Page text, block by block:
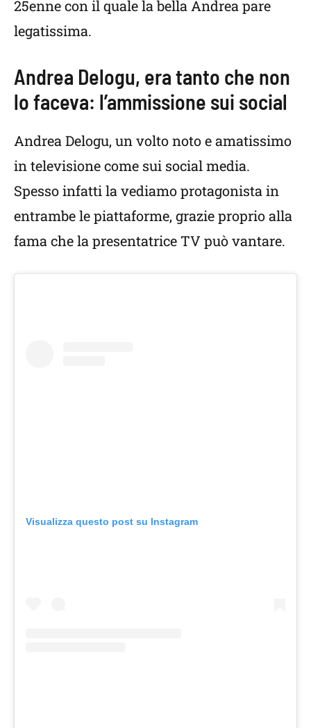
25enne con il quale la bella Andrea pare
legatissima.
Andrea Delogu, era tanto che non
lo faceva: l’ammissione sui social
Andrea Delogu, un volto noto e amatissimo
in televisione come sui social media.
Spesso infatti la vediamo protagonista in
entrambe le piattaforme, grazie proprio alla
fama che la presentatrice TV può vantare.
Visualizza questo post su Instagram